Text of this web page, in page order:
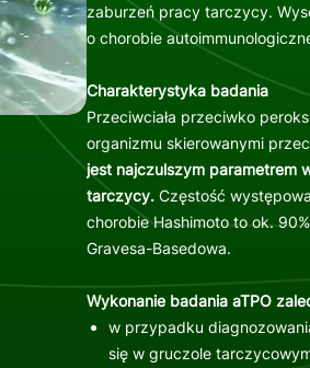
zaburzeń pracy tarczycy.
o chorobie
Charakterystyka badania
Przeciwciała przeciwko
organizmu skierowanymi
jest najczulszym parametrem
tarczycy.Częstość
chorobie Hashimoto to ok.
Gravesa-Basedowa.
Wykonanie badania aTPO
w przypadku
się w gruczole